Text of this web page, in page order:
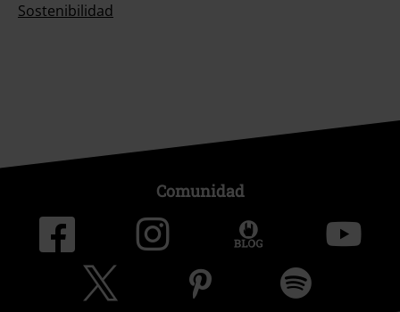
Sostenibilidad
Comunidad